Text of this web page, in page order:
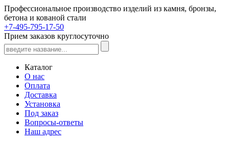
Профессиональное производство изделий из камня, бронзы,
бетона и кованой стали
+7-495-795-17-50
Прием заказов круглосуточно
Каталог
О нас
Оплата
Доставка
Установка
Под заказ
Вопросы-ответы
Наш адрес